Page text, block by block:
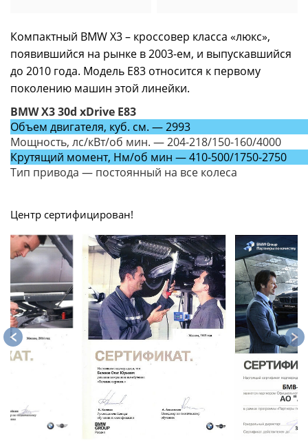
Компактный BMW X3 – кроссовер класса «люкс»,
появившийся на рынке в 2003-ем, и выпускавшийся
до 2010 года. Модель E83 относится к первому
поколению машин этой линейки.
BMW X3 30d xDrive E83
Объем двигателя, куб. см. — 2993
Мощность, лс/кВт/об мин. — 204-218/150-160/4000
Крутящий момент, Нм/об мин — 410-500/1750-2750
Тип привода — постоянный на все колеса
Центр сертифицирован!